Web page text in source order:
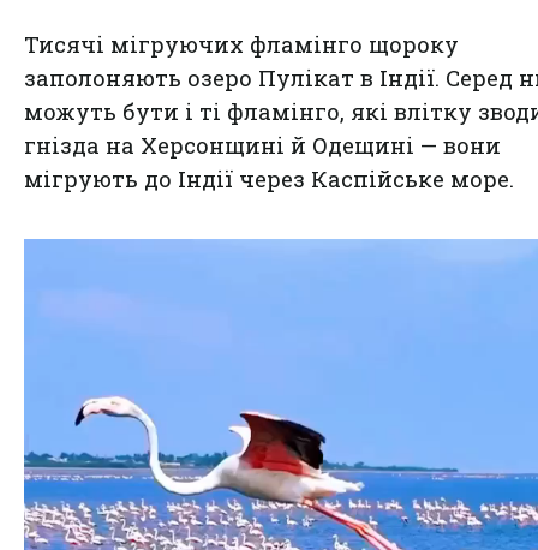
Тисячі мігруючих фламінго щороку
заполоняють озеро Пулікат в Індії. Серед
можуть бути і ті фламінго, які влітку
гнізда на Херсонщині й Одещині — вони
мігрують до Індії через Каспійське море.